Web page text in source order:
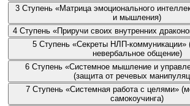
3 Ступень «Матрица эмоционального
и мышления)
4 Ступень «Приручи своих внутренних
5 Ступень «Секреты НЛП-коммуникации»
невербальное общение)
6 Ступень «Системное мышление и
(защита от речевых
7 Ступень «Системная работа с целями»
самокоучинга)